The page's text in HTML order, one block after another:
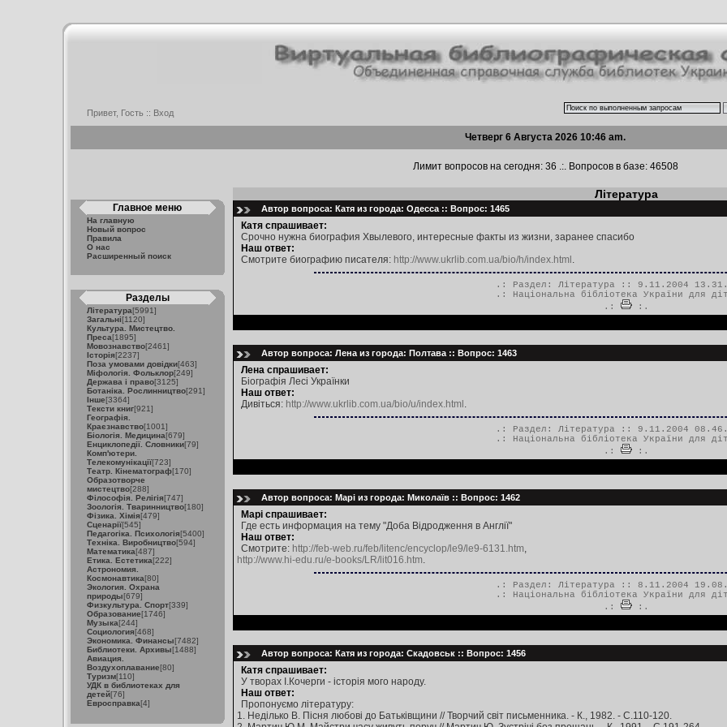
Привет, Гость :: Вход
Четверг 6 Августа 2026 10:46 am.
Лимит вопросов на сегодня: 36 .:. Вопросов в базе: 46508
Главное меню
На главную
Новый вопрос
Правила
О нас
Расширенный поиск
Разделы
Література[5991]
Загальні[1120]
Культура. Мистецтво.
Преса[1895]
Мовознавство[2461]
Історія[2237]
Поза умовами довідки[463]
Міфологія. Фольклор[249]
Держава і право[3125]
Ботаніка. Рослинництво[291]
Інше[3364]
Тексти книг[921]
Географія.
Краєзнавство[1001]
Біологія. Медицина[679]
Енциклопедії. Словники[79]
Комп'ютери.
Телекомунікації[723]
Театр. Кінематограф[170]
Образотворче
мистецтво[288]
Філософія. Релігія[747]
Зоологія. Тваринництво[180]
Фізика. Хімія[479]
Сценарії[545]
Педагогіка. Психологія[5400]
Техніка. Виробництво[594]
Математика[487]
Етика. Естетика[222]
Астрономия.
Космонавтика[80]
Экология. Охрана
природы[679]
Физкультура. Спорт[339]
Образование[1746]
Музыка[244]
Социология[468]
Экономика. Финансы[7482]
Библиотеки. Архивы[1488]
Авиация.
Воздухоплавание[80]
Туризм[110]
УДК в библиотеках для
детей[76]
Евросправка[4]
Література
Автор вопроса: Катя из города: Одесса :: Вопрос: 1465
Катя спрашивает:
Срочно нужна биография Хвылевого, интересные факты из жизни, заранее спасибо
Наш ответ:
Смотрите биографию писателя: http://www.ukrlib.com.ua/bio/h/index.html .
.: Раздел: Література :: 9.11.2004
.: Національна бібліотека України для
.:
:.
Автор вопроса: Лена из города: Полтава :: Вопрос: 1463
Лена спрашивает:
Біографія Лесі Українки
Наш ответ:
Дивіться: http://www.ukrlib.com.ua/bio/u/index.html .
.: Раздел: Література :: 9.11.2004
.: Національна бібліотека України для
.:
:.
Автор вопроса: Марі из города: Миколаїв :: Вопрос: 1462
Марі спрашивает:
Где есть информация на тему "Доба Відродження в Англії"
Наш ответ:
Смотрите: http://feb-web.ru/feb/litenc/encyclop/le9/le9-6131.htm,
http://www.hi-edu.ru/e-books/LR/lit016.htm.
.: Раздел: Література :: 8.11.2004
.: Національна бібліотека України для
.:
:.
Автор вопроса: Катя из города: Скадовськ :: Вопрос: 1456
Катя спрашивает:
У творах І.Кочерги - історія мого народу.
Наш ответ:
Пропонуємо літературу:
1. Неділько В. Пісня любові до Батьківщини // Творчий світ письменника. - К., 1982. - С.110-120.